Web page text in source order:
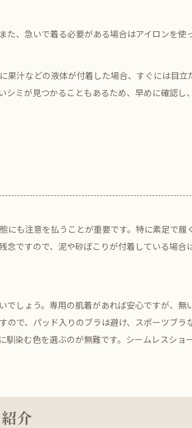
、急いで着る必要がある場合はアイロンを使
汁などの液体が付着した場合、すぐには目
ミが見つかることもあるため、早めに確認
も注意を払うことが重要です。特に素足で
ですので、泥や砂ぼこりが付着している場
しょう。専用の肌着があれば安心ですが、無
で、パッド入りのブラは避け、スポーツブラ
染む色を選ぶのが無難です。シームレスショ
介